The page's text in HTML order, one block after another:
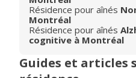
Résidence pour aînés
Montréal
Résidence pour aînés
cognitive à Montréal
Guides et articles